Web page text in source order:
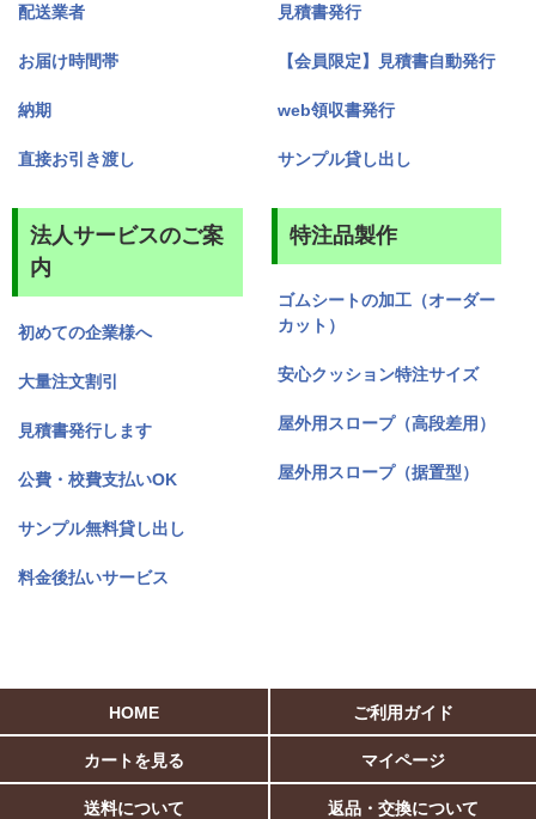
配送業者
お届け時間帯
納期
直接お引き渡し
法人サービスのご案
内
初めての企業様へ
大量注文割引
見積書発行します
公費・校費支払いOK
サンプル無料貸し出し
料金後払いサービス
見積書発行
【会員限定】見積書自動発行
web領収書発行
サンプル貸し出し
特注品製作
ゴムシートの加工（オーダー
カット）
安心クッション特注サイズ
屋外用スロープ（高段差用）
屋外用スロープ（据置型）
HOME ご利用ガイド
カートを見る マイページ
送料について 返品・交換について